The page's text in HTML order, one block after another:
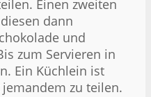
Einen zweiten
dann
und
zum Servieren in
Ein Küchlein ist
zu teilen.